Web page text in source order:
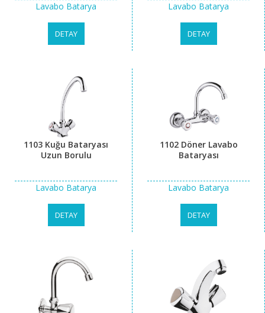
Lavabo Batarya
DETAY
Lavabo Batarya
DETAY
1103 Kuğu Bataryası
Uzun Borulu
Lavabo Batarya
DETAY
1102 Döner Lavabo
Bataryası
Lavabo Batarya
DETAY